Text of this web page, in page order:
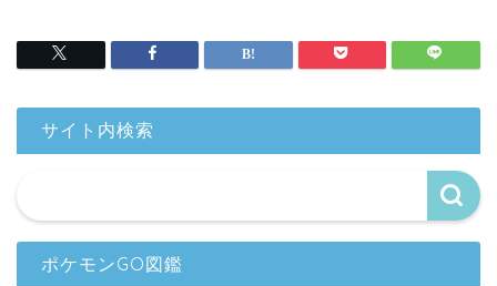
サイト内検索
ポケモンGO図鑑